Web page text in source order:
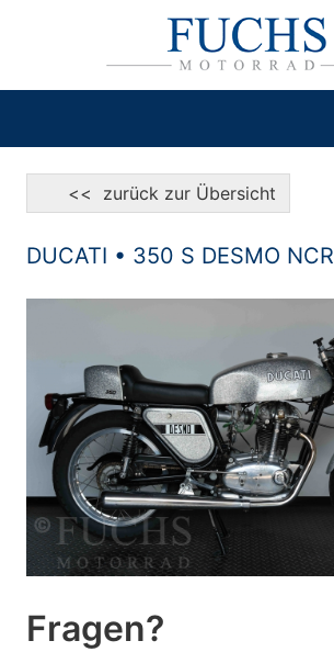
<< zurück zur Übersicht
DUCATI • 350 S DESMO NCR
Fragen?